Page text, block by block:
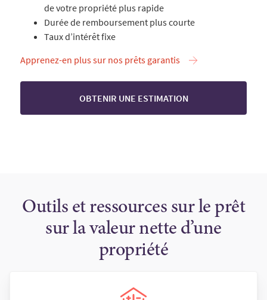
de votre propriété plus rapide
Durée de remboursement plus courte
Taux d’intérêt fixe
Apprenez-en plus sur nos prêts garantis
OBTENIR UNE ESTIMATION
Outils et ressources sur le prêt
sur la valeur nette d’une
propriété